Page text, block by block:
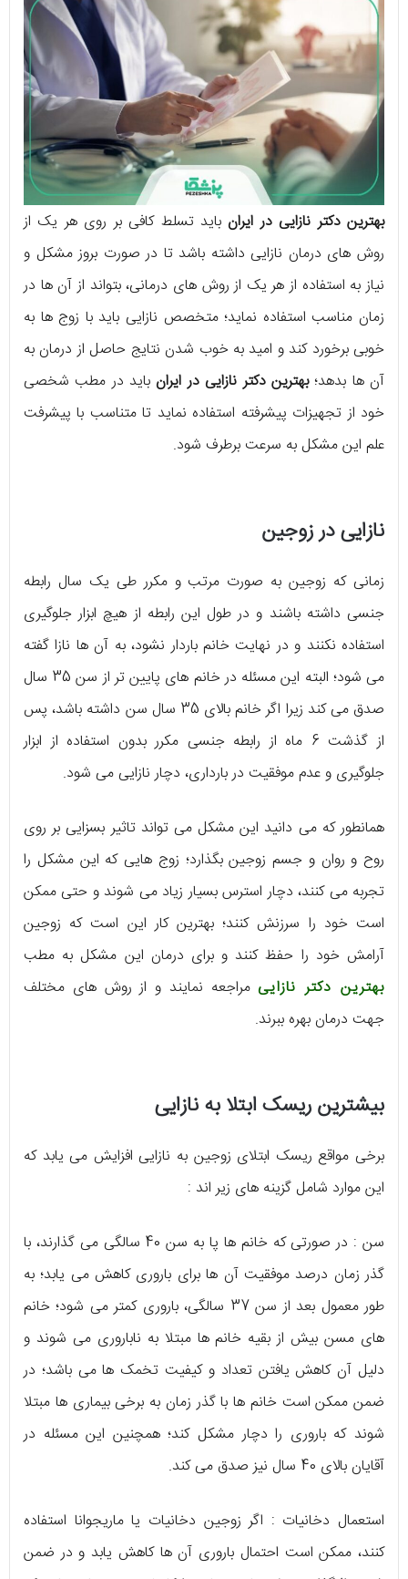
بهترین دکتر نازایی در ایران باید تسلط کافی بر روی هر یک از
روش های درمان نازایی داشته باشد تا در صورت بروز مشکل و
نیاز به استفاده از هر یک از روش های درمانی، بتواند از آن ها در
زمان مناسب استفاده نماید؛ متخصص نازایی باید با زوج ها به
خوبی برخورد کند و امید به خوب شدن نتایج حاصل از درمان به
آن ها بدهد؛بهترین دکتر نازایی در ایران باید در مطب شخصی
خود از تجهیزات پیشرفته استفاده نماید تا متناسب با پیشرفت
علم این مشکل به سرعت برطرف شود.
نازایی در زوجین
زمانی که زوجین به صورت مرتب و مکرر طی یک سال رابطه
جنسی داشته باشند و در طول این رابطه از هیچ ابزار جلوگیری
استفاده نکنند و در نهایت خانم باردار نشود، به آن ها نازا گفته
می شود؛ البته این مسئله در خانم های پایین تر از سن 35 سال
صدق می کند زیرا اگر خانم بالای 35 سال سن داشته باشد، پس
از گذشت 6 ماه از رابطه جنسی مکرر بدون استفاده از ابزار
جلوگیری و عدم موفقیت در بارداری، دچار نازایی می شود.
همانطور که می دانید این مشکل می تواند تاثیر بسزایی بر روی
روح و روان و جسم زوجین بگذارد؛ زوج هایی که این مشکل را
تجربه می کنند، دچار استرس بسیار زیاد می شوند و حتی ممکن
است خود را سرزنش کنند؛ بهترین کار این است که زوجین
آرامش خود را حفظ کنند و برای درمان این مشکل به مطب
بهترین دکتر نازاییمراجعه نمایند و از روش های مختلف
جهت درمان بهره ببرند.
بیشترین ریسک ابتلا به نازایی
برخی مواقع ریسک ابتلای زوجین به نازایی افزایش می یابد که
این موارد شامل گزینه های زیر اند :
سن : در صورتی که خانم ها پا به سن 40 سالگی می گذارند، با
گذر زمان درصد موفقیت آن ها برای باروری کاهش می یابد؛ به
طور معمول بعد از سن 37 سالگی، باروری کمتر می شود؛ خانم
های مسن بیش از بقیه خانم ها مبتلا به ناباروری می شوند و
دلیل آن کاهش یافتن تعداد و کیفیت تخمک ها می باشد؛ در
ضمن ممکن است خانم ها با گذر زمان به برخی بیماری ها مبتلا
شوند که باروری را دچار مشکل کند؛ همچنین این مسئله در
آقایان بالای 40 سال نیز صدق می کند.
استعمال دخانیات : اگر زوجین دخانیات یا ماریجوانا استفاده
کنند، ممکن است احتمال باروری آن ها کاهش یابد و در ضمن